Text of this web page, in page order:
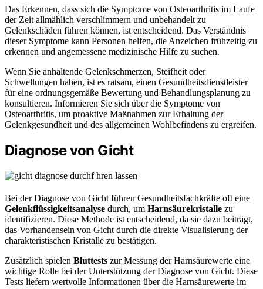
Das Erkennen, dass sich die Symptome von Osteoarthritis im Laufe
der Zeit allmählich verschlimmern und unbehandelt zu
Gelenkschäden führen können, ist entscheidend. Das Verständnis
dieser Symptome kann Personen helfen, die Anzeichen frühzeitig zu
erkennen und angemessene medizinische Hilfe zu suchen.
Wenn Sie anhaltende Gelenkschmerzen, Steifheit oder
Schwellungen haben, ist es ratsam, einen Gesundheitsdienstleister
für eine ordnungsgemäße Bewertung und Behandlungsplanung zu
konsultieren. Informieren Sie sich über die Symptome von
Osteoarthritis, um proaktive Maßnahmen zur Erhaltung der
Gelenkgesundheit und des allgemeinen Wohlbefindens zu ergreifen.
Diagnose von Gicht
Bei der Diagnose von Gicht führen Gesundheitsfachkräfte oft eine
Gelenkflüssigkeitsanalyse durch, um Harnsäurekristalle zu
identifizieren. Diese Methode ist entscheidend, da sie dazu beiträgt,
das Vorhandensein von Gicht durch die direkte Visualisierung der
charakteristischen Kristalle zu bestätigen.
Zusätzlich spielen Bluttests zur Messung der Harnsäurewerte eine
wichtige Rolle bei der Unterstützung der Diagnose von Gicht. Diese
Tests liefern wertvolle Informationen über die Harnsäurewerte im